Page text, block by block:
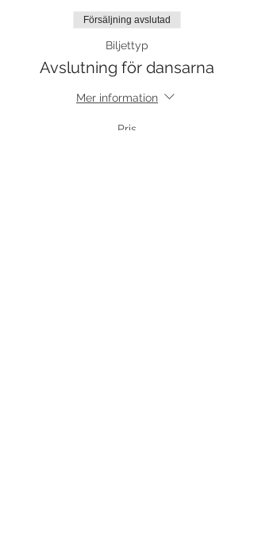
Försäljning avslutad
Biljettyp
Avslutning för dansarna
Mer information
Pris